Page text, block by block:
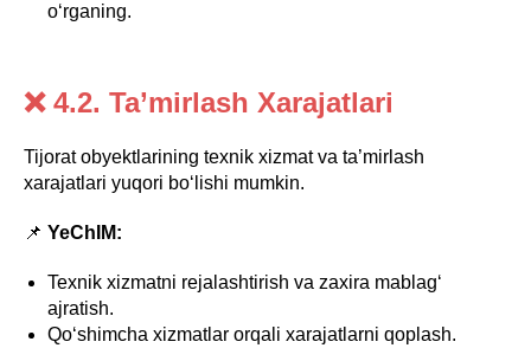
o‘rganing.
❌ 4.2. Ta’mirlash Xarajatlari
Tijorat obyektlarining texnik xizmat va ta’mirlash
xarajatlari yuqori bo‘lishi mumkin.
📌 YeChIM:
Texnik xizmatni rejalashtirish va zaxira mablag‘
ajratish.
Qo‘shimcha xizmatlar orqali xarajatlarni qoplash.